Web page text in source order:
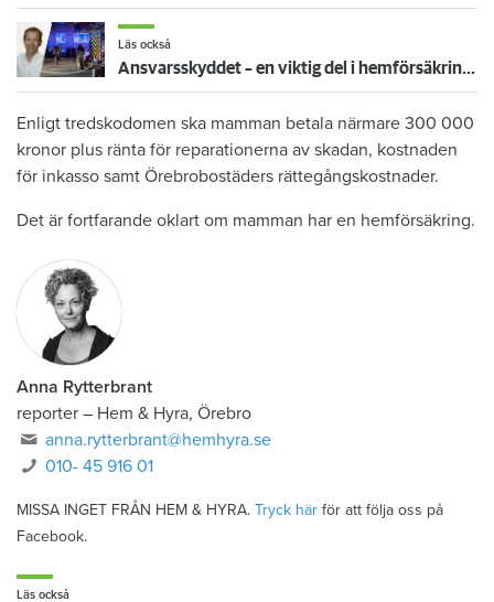
Läs också
Ansvarsskyddet – en viktig del i hemförsäkringen
Enligt tredskodomen ska mamman betala närmare 300 000
kronor plus ränta för reparationerna av skadan, kostnaden
för inkasso samt Örebrobostäders rättegångskostnader.
Det är fortfarande oklart om mamman har en hemförsäkring.
Anna Rytterbrant
reporter – Hem & Hyra, Örebro
anna.rytterbrant@hemhyra.se
010- 45 916 01
MISSA INGET FRÅN HEM & HYRA.